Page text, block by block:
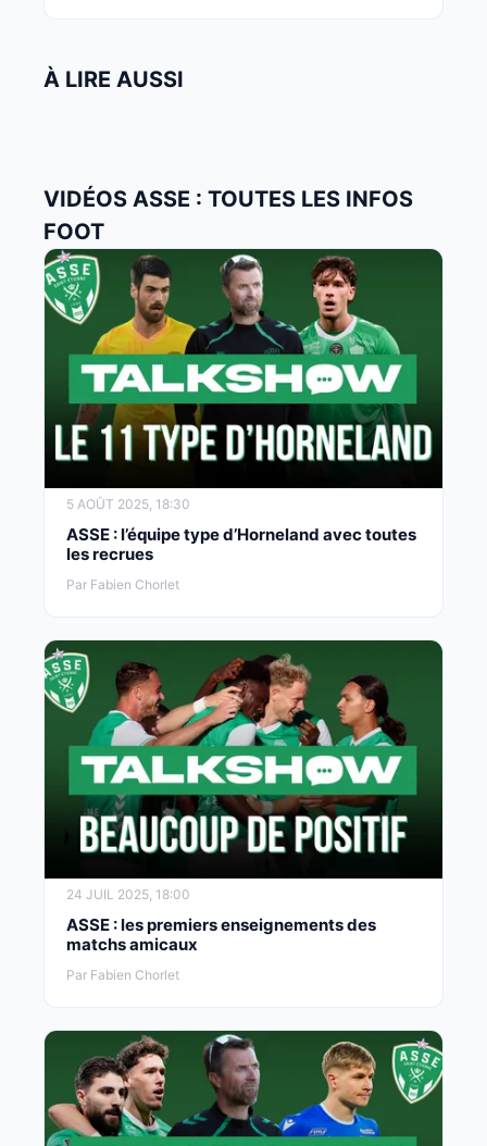
À LIRE AUSSI
VIDÉOS ASSE : TOUTES LES INFOS
FOOT
5 AOÛT 2025, 18:30
ASSE : l’équipe type d’Horneland avec toutes
les recrues
Par Fabien Chorlet
24 JUIL 2025, 18:00
ASSE : les premiers enseignements des
matchs amicaux
Par Fabien Chorlet